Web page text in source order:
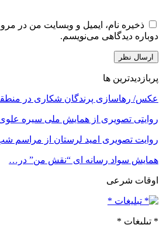
ذخیره نام، ایمیل و وبسایت من در
دیدگاهی می‌نویسم.
ها
رهاسازی پرندگان شکاری در
تصویری از همایش ملی سیره علوی
تصویری امید لرستان از مراسم شب
سواد رسانه ای “نقش من” در…
شرعی
*